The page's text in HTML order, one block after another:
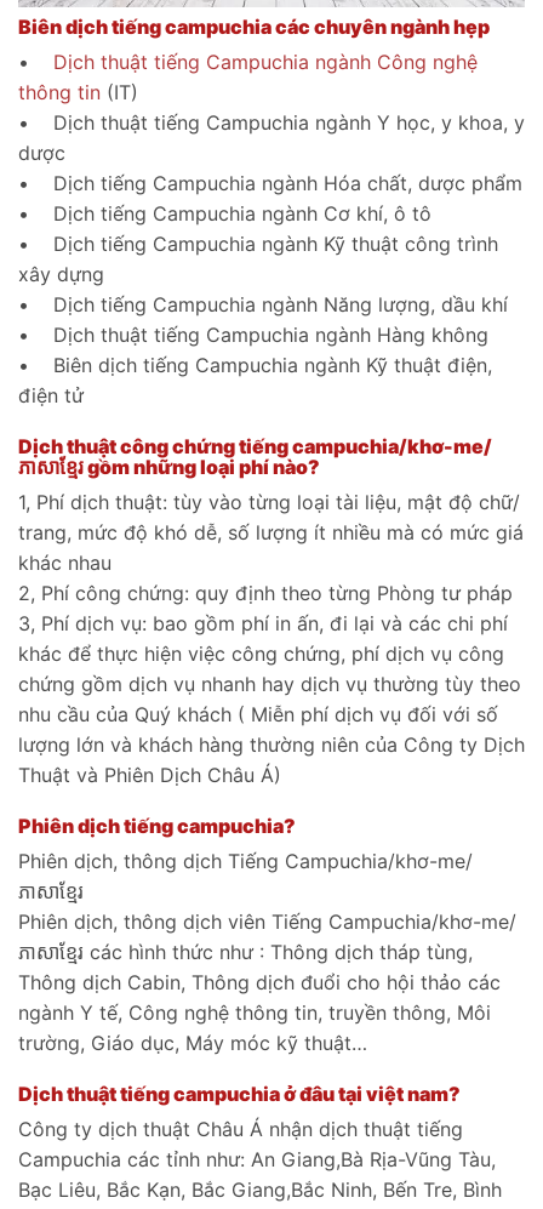
Biên dịch tiếng campuchia các chuyên ngành hẹp
• Dịch thuật tiếng Campuchia ngành Công nghệ
thông tin (IT)
• Dịch thuật tiếng Campuchia ngành Y học, y khoa, y
dược
• Dịch tiếng Campuchia ngành Hóa chất, dược phẩm
• Dịch tiếng Campuchia ngành Cơ khí, ô tô
• Dịch tiếng Campuchia ngành Kỹ thuật công trình
xây dựng
• Dịch tiếng Campuchia ngành Năng lượng, dầu khí
• Dịch thuật tiếng Campuchia ngành Hàng không
• Biên dịch tiếng Campuchia ngành Kỹ thuật điện,
điện tử
Dịch thuật công chứng tiếng campuchia/khơ-me/
ភាសាខ្មែរ gồm những loại phí nào?
1, Phí dịch thuật: tùy vào từng loại tài liệu, mật độ chữ/
trang, mức độ khó dễ, số lượng ít nhiều mà có mức giá
khác nhau
2, Phí công chứng: quy định theo từng Phòng tư pháp
3, Phí dịch vụ: bao gồm phí in ấn, đi lại và các chi phí
khác để thực hiện việc công chứng, phí dịch vụ công
chứng gồm dịch vụ nhanh hay dịch vụ thường tùy theo
nhu cầu của Quý khách ( Miễn phí dịch vụ đối với số
lượng lớn và khách hàng thường niên của Công ty Dịch
Thuật và Phiên Dịch Châu Á)
Phiên dịch tiếng campuchia?
Phiên dịch, thông dịch Tiếng Campuchia/khơ-me/
ភាសាខ្មែរ
Phiên dịch, thông dịch viên Tiếng Campuchia/khơ-me/
ភាសាខ្មែរ các hình thức như : Thông dịch tháp tùng,
Thông dịch Cabin, Thông dịch đuổi cho hội thảo các
ngành Y tế, Công nghệ thông tin, truyền thông, Môi
trường, Giáo dục, Máy móc kỹ thuật…
Dịch thuật tiếng campuchia ở đâu tại việt nam?
Công ty dịch thuật Châu Á nhận dịch thuật tiếng
Campuchia các tỉnh như: An Giang,Bà Rịa-Vũng Tàu,
Bạc Liêu, Bắc Kạn, Bắc Giang,Bắc Ninh, Bến Tre, Bình